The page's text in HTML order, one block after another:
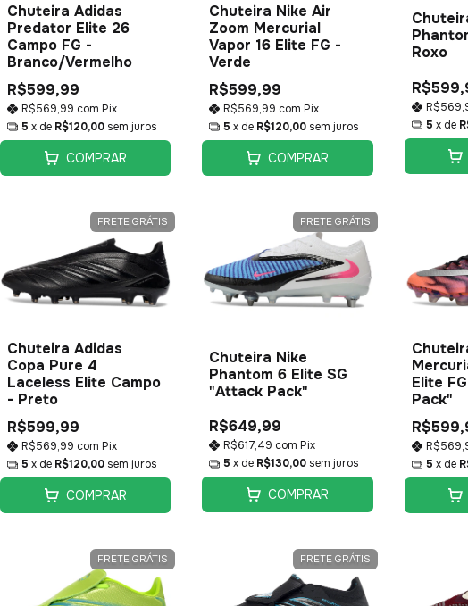
Chuteira Adidas
Predator Elite 26
Campo FG -
Branco/Vermelho
R$599,99
R$569,99 com Pix
5 x de R$120,00 sem juros
COMPRAR
Chuteira Nike Air
Zoom Mercurial
Vapor 16 Elite FG -
Verde
R$599,99
R$569,99 com Pix
5 x de R$120,00 sem juros
COMPRAR
Roxo
5 x de
FRETE GRÁTIS
Chuteira Adidas
Copa Pure 4
Laceless Elite Campo
- Preto
R$599,99
R$569,99 com Pix
5 x de R$120,00 sem juros
COMPRAR
FRETE GRÁTIS
Chuteira Nike
Phantom 6 Elite SG
"Attack Pack"
R$649,99
R$617,49 com Pix
5 x de R$130,00 sem juros
COMPRAR
Elite
Pack"
5 x de
FRETE GRÁTIS FRETE GRÁTIS